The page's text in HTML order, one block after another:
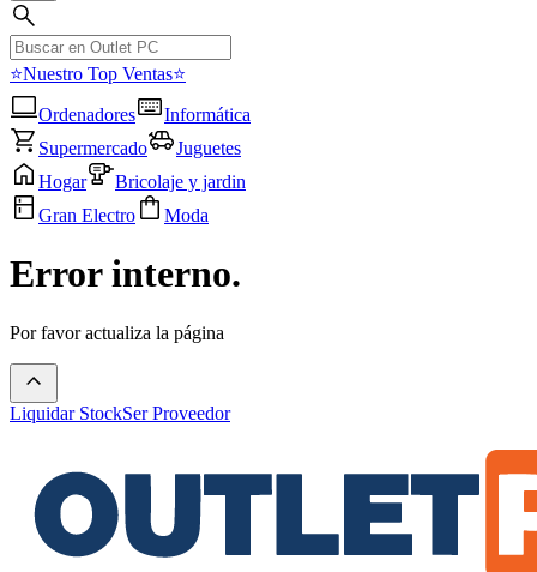
⭐Nuestro Top Ventas⭐
Ordenadores
Informática
Supermercado
Juguetes
Hogar
Bricolaje y jardin
Gran Electro
Moda
Error interno.
Por favor actualiza la página
Liquidar StockSer Proveedor